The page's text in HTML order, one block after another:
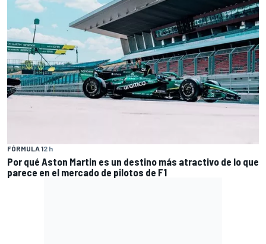
FÓRMULA 12 h
Por qué Aston Martin es un destino más atractivo de lo que
parece en el mercado de pilotos de F1